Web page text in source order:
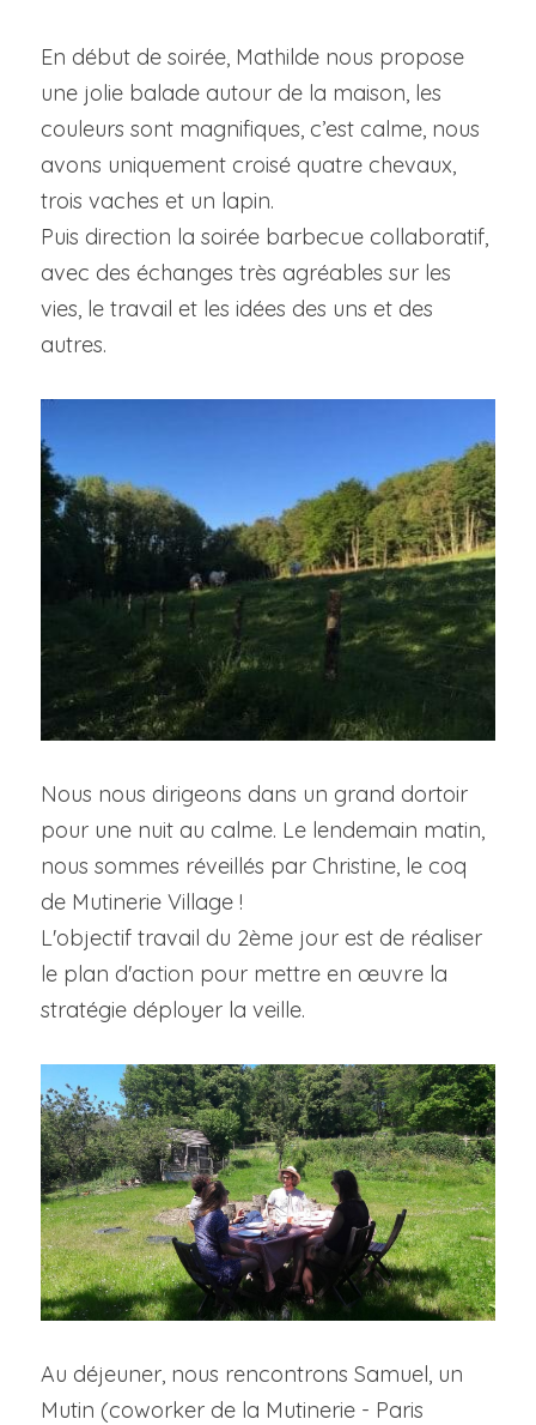
En début de soirée, Mathilde nous propose
une jolie balade autour de la maison, les
couleurs sont magnifiques, c’est calme, nous
avons uniquement croisé quatre chevaux,
trois vaches et un lapin.
Puis direction la soirée barbecue collaboratif,
avec des échanges très agréables sur les
vies, le travail et les idées des uns et des
autres.
Nous nous dirigeons dans un grand dortoir
pour une nuit au calme. Le lendemain matin,
nous sommes réveillés par Christine, le coq
de Mutinerie Village !
L'objectif travail du 2ème jour est de réaliser
le plan d'action pour mettre en œuvre la
stratégie déployer la veille.
Au déjeuner, nous rencontrons Samuel, un
Mutin (coworker de la Mutinerie - Paris